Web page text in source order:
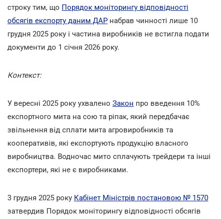
строку тим, що Порядок моніторингу відповідності
обсягів експорту даним ДАР набрав чинності лише 10
грудня 2025 року і частина виробників не встигла подати
документи до 1 січня 2026 року.
Контекст:
У вересні 2025 року ухвалено Закон про введення 10%
експортного мита на сою та ріпак, який передбачає
звільнення від сплати мита агровиробників та
кооперативів, які експортують продукцію власного
виробництва. Водночас мито сплачують трейдери та інші
експортери, які не є виробниками.
3 грудня 2025 року Кабінет Міністрів постановою № 1570
затвердив Порядок моніторингу відповідності обсягів